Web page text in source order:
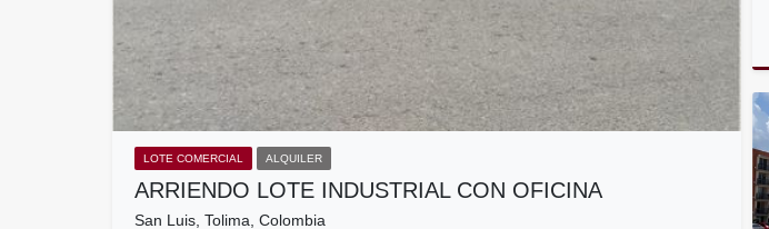
LOTE COMERCIAL ALQUILER
ARRIENDO LOTE INDUSTRIAL CON OFICINA
San Luis, Tolima, Colombia